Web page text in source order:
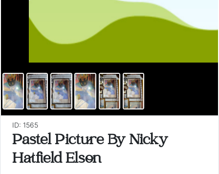
ID: 1565
Pastel Picture By Nicky
Hatfield Elson